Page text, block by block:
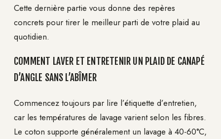
Cette dernière partie vous donne des repères
concrets pour tirer le meilleur parti de votre plaid au
quotidien.
COMMENT LAVER ET ENTRETENIR UN PLAID DE CANAPÉ
D’ANGLE SANS L’ABÎMER
Commencez toujours par lire l’étiquette d’entretien,
car les températures de lavage varient selon les fibres.
Le coton supporte généralement un lavage à 40-60°C,